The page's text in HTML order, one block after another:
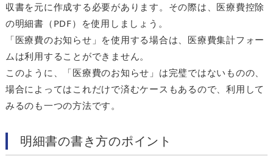
収書を元に作成する必要があります。その際は、医療費控除
の明細書（PDF）を使用しましょう。
「医療費のお知らせ」を使用する場合は、医療費集計フォー
ムは利用することができません。
このように、「医療費のお知らせ」は完璧ではないものの、
場合によってはこれだけで済むケースもあるので、利用して
みるのも一つの方法です。
明細書の書き方のポイント